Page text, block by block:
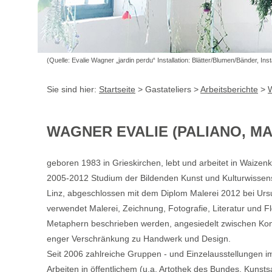
(Quelle: Evalie Wagner „jardin perdu“ Installation: Blätter/Blumen/Bänder,
Sie sind hier: Startseite > Gastateliers >Arbeitsberichte >
WAGNER EVALIE (PALIANO,
geboren 1983 in Grieskirchen, lebt und arbeitet in
2005-2012 Studium der Bildenden Kunst und
Linz, abgeschlossen mit dem Diplom Malerei 2012 bei
verwendet Malerei, Zeichnung, Fotografie, Literatur und
Metaphern beschrieben werden, angesiedelt zwischen
enger Verschränkung zu Handwerk und Design
Seit 2006 zahlreiche Gruppen - und Einzelausstellungen
Arbeiten in öffentlichem (u.a. Artothek des Bundes,